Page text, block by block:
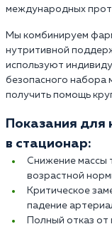
международных
Мы комбинируем
нутритивной
используют
безопасного набора
получить помощь
Показания для
в стационар:
Снижение массы
возрастной
Критическое
падение
Полный отказ